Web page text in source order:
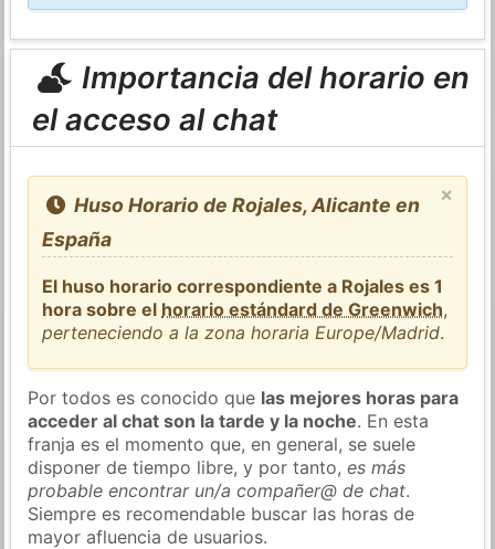
Importancia del horario en
el acceso al chat
×
Huso Horario de Rojales, Alicante en
España
El huso horario correspondiente a Rojales es 1
hora sobre el horario estándard de Greenwich,
perteneciendo a la zona horaria Europe/Madrid.
Por todos es conocido que las mejores horas para
acceder al chat son la tarde y la noche. En esta
franja es el momento que, en general, se suele
disponer de tiempo libre, y por tanto,es más
probable encontrar un/a compañer@ de chat.
Siempre es recomendable buscar las horas de
mayor afluencia de usuarios.